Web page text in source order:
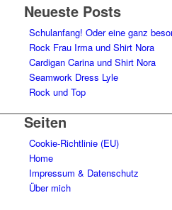
Neueste Posts
Schulanfang! Oder eine ganz
Rock Frau Irma und Shirt Nora
Cardigan Carina und Shirt Nora
Seamwork Dress Lyle
Rock und Top
Seiten
Cookie-Richtlinie (EU)
Home
Impressum & Datenschutz
Über mich